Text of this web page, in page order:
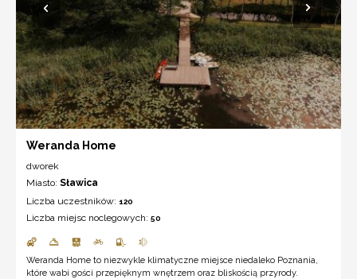
Weranda Home
dworek
Miasto: Sławica
Liczba uczestników: 120
Liczba miejsc noclegowych: 50
Weranda Home to niezwykle klimatyczne miejsce niedaleko Poznania,
które wabi gości przepięknym wnętrzem oraz bliskością przyrody.